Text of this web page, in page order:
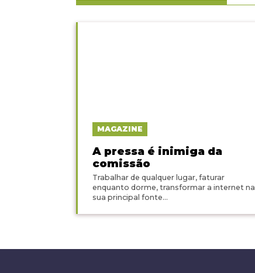
MAGAZINE
A pressa é inimiga da
comissão
Trabalhar de qualquer lugar, faturar
enquanto dorme, transformar a internet na
sua principal fonte...